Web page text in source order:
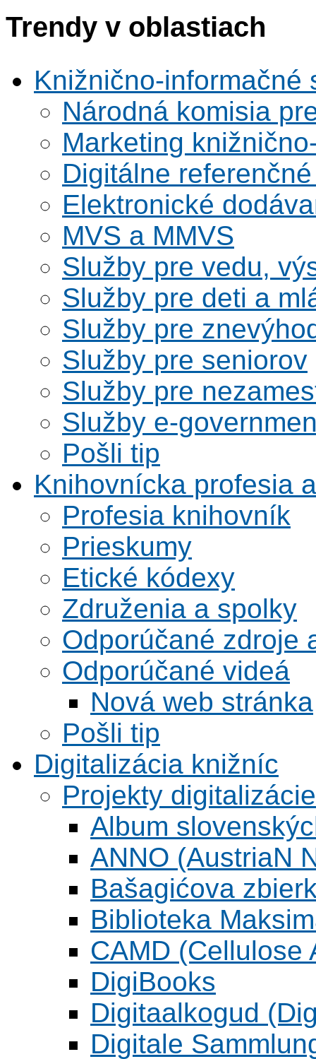
Trendy v oblastiach
Knižnično-informačné
Národná komisia
Marketing
Digitálne
Elektronické
MVS a MMVS
Služby pre vedu,
Služby pre deti a
Služby pre
Služby pre seniorov
Služby pre
Služby e-
Pošli tip
Knihovnícka profesia
Profesia knihovník
Prieskumy
Etické kódexy
Združenia a spolky
Odporúčané zdroje
Odporúčané videá
Nová web stránka
Pošli tip
Digitalizácia knižníc
Projekty digitalizácie
Album
ANNO (AustriaN
Bašagićova
Biblioteka
CAMD (Cellulose
DigiBooks
Digitaalkogud
Digitale